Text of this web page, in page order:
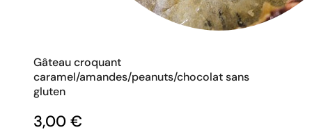
Gâteau croquant
caramel/amandes/peanuts/chocolat sans
gluten
3,00 €